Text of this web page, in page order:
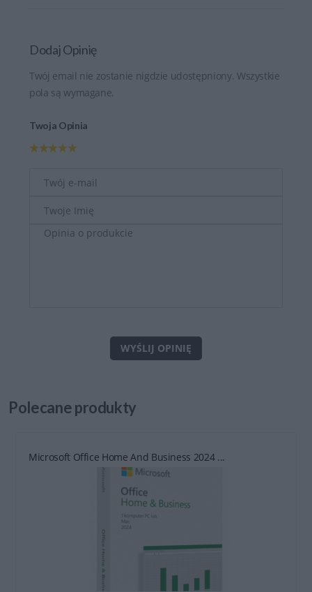
Dodaj Opinię
Twój email nie zostanie nigdzie udostępniony. Wszystkie
pola są wymagane.
Twoja Opinia
WYŚLIJ OPINIĘ
Polecaneprodukty
Microsoft Office Home And Business 2024 ...